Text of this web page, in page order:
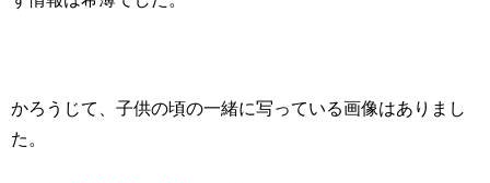
かろうじて、子供の頃の一緒に写っている画像はありまし
た。